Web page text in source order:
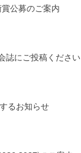
公募のご案内
誌にご投稿ください
るお知らせ